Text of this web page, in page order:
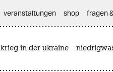
veranstaltungen shop fragen
krieg in der ukraine